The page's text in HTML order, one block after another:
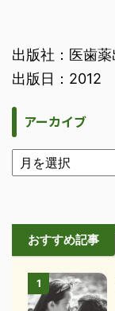
出版社：医歯薬
出版日：2012
アーカイブ
おすすめ記事
1